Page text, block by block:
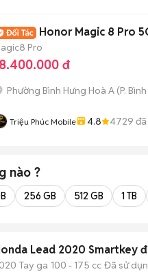
Honor Magic 8 Pro
Pro
đ
Phường Bình Hưng Hoà A (P.
Triệu Phúc Mobile 4.8 4729
nào ?
256 GB 512 GB 1 TB
Lead 2020 Smartkey
Tay ga 100 - 175 cc Đã sử